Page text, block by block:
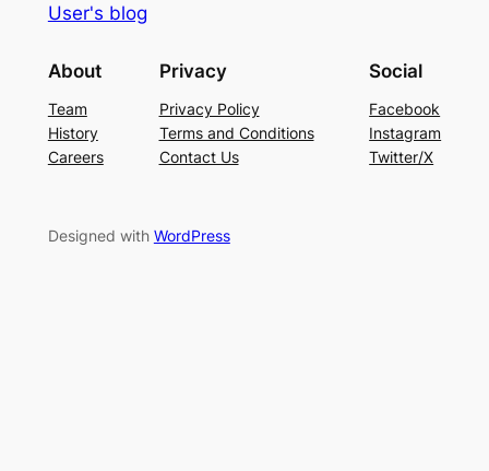
User's blog
About
Team
History
Careers
Privacy
Privacy Policy
Terms and Conditions
Contact Us
Social
Facebook
Instagram
Twitter/X
Designed with WordPress